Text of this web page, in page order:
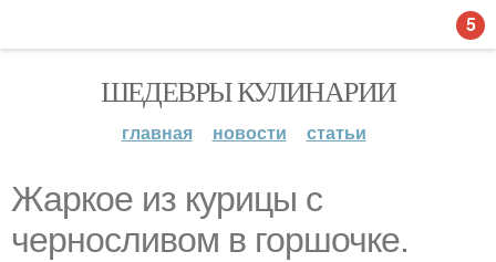
ШЕДЕВРЫ КУЛИНАРИИ
главная новости статьи
Жаркое из курицы с
черносливом в горшочке.
5